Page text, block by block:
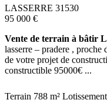
LASSERRE 31530
95 000 €
Vente de terrain à bâtir
lasserre – pradere ,
de votre projet de
constructible 95000€ ...
Terrain 788 m² Lotissement